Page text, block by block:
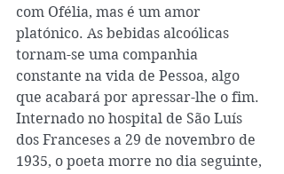
com Ofélia, mas é um amor
platónico. As bebidas alcoólicas
tornam-se uma companhia
constante na vida de Pessoa, algo
que acabará por apressar-lhe o fim.
Internado no hospital de São Luís
dos Franceses a 29 de novembro de
1935, o poeta morre no dia seguinte,